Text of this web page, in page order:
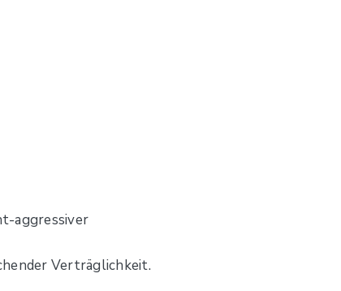
aggressiver
Verträglichkeit.